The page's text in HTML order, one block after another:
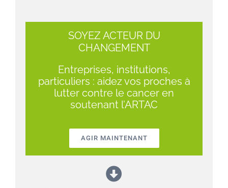
SOYEZ ACTEUR DU
CHANGEMENT
Entreprises, institutions,
particuliers : aidez vos proches à
lutter contre le cancer en
soutenant l’ARTAC
AGIR MAINTENANT